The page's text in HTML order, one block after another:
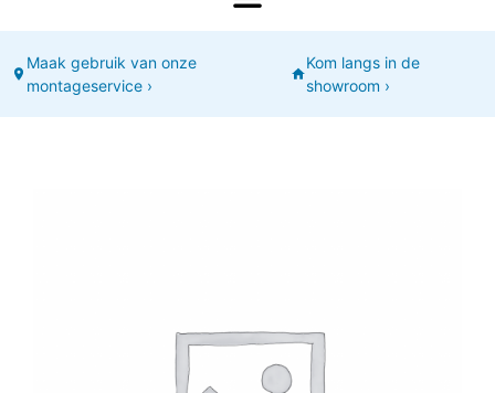
Maak gebruik van onze
montageservice ›
Kom langs in de
showroom ›